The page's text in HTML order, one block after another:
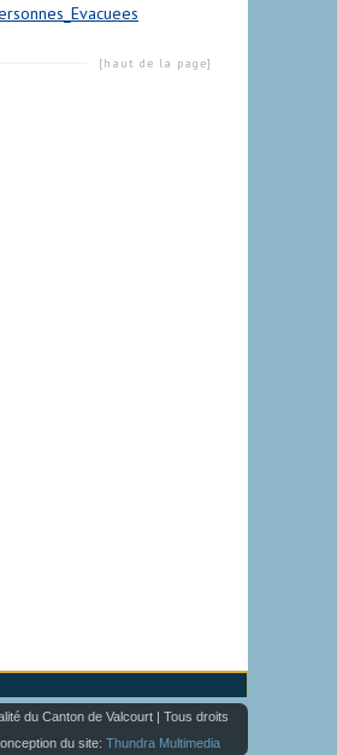
[haut de la page]
du Canton de Valcourt | Tous droits
du site: Thundra Multimedia